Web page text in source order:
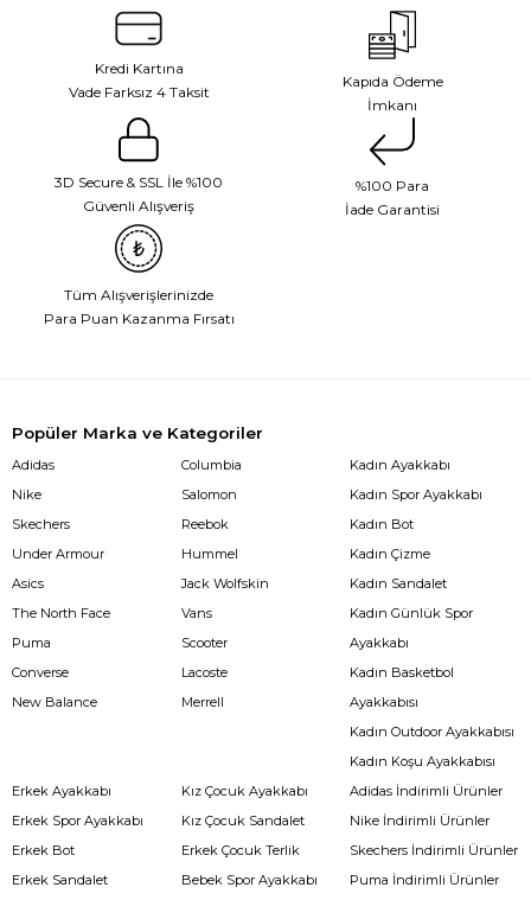
Kredi Kartına
Vade Farksız 4 Taksit
Kapıda Ödeme
İmkanı
3D Secure & SSL İle %100
Güvenli Alışveriş
%100 Para
İade Garantisi
Tüm Alışverişlerinizde
Para Puan Kazanma Fırsatı
Popüler Marka ve Kategoriler
Adidas
Nike
Skechers
Under Armour
Asics
The North Face
Puma
Converse
New Balance
Columbia
Salomon
Reebok
Hummel
Jack Wolfskin
Vans
Scooter
Lacoste
Merrell
Kadın Ayakkabı
Kadın Spor Ayakkabı
Kadın Bot
Kadın Çizme
Kadın Sandalet
Kadın Günlük Spor
Ayakkabı
Kadın Basketbol
Ayakkabısı
Kadın Outdoor Ayakkabısı
Kadın Koşu Ayakkabısı
Erkek Ayakkabı
Erkek Spor Ayakkabı
Erkek Bot
Erkek Sandalet
Kız Çocuk Ayakkabı
Kız Çocuk Sandalet
Erkek Çocuk Terlik
Bebek Spor Ayakkabı
Adidas İndirimli Ürünler
Nike İndirimli Ürünler
Skechers İndirimli Ürünler
Puma İndirimli Ürünler